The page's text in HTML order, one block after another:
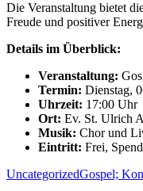
Die Veranstaltung bietet
Freude und positiver
Details im Überblick:
Veranstaltung:
Termin: Dienstag,
Uhrzeit: 17:00 Uhr
Ort: Ev. St. Ulrich
Musik: Chor und
Eintritt: Frei,
Kategorien
UncategorizedSchlagworte
Gospel;